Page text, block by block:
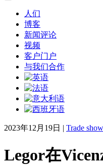
人们
博客
新闻评论
视频
客户门户
与我们合作
2023年12月19日 | Trade
Legor在